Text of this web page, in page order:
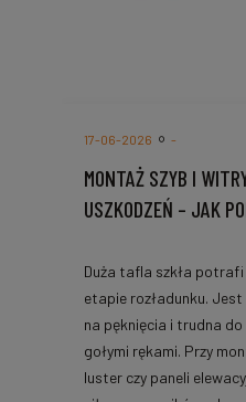
17-06-2026 -
MONTAŻ SZYB I
USZKODZEŃ – JAK
Duża tafla szkła
etapie rozładunku.
na pęknięcia i trudna
gołymi rękami. Przy
luster czy paneli